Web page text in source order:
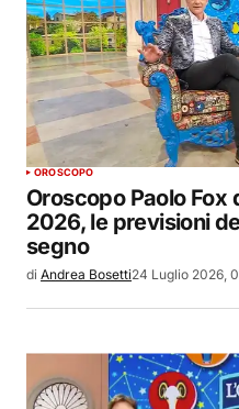
OROSCOPO
Oroscopo Paolo Fox
2026, le previsioni
segno
di Andrea Bosetti24 Luglio 2026,